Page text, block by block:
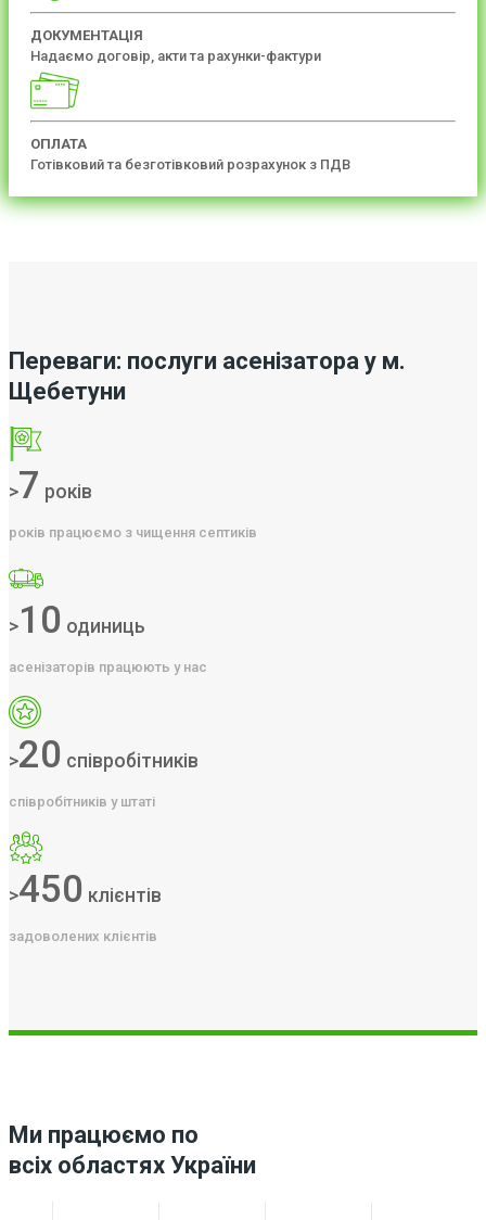
ДОКУМЕНТАЦІЯ
Надаємо договір, акти та рахунки-фактури
ОПЛАТА
Готівковий та безготівковий розрахунок з ПДВ
Переваги: послуги асенізатора у м.
Щебетуни
>7 років
років працюємо з чищення септиків
>10 одиниць
асенізаторів працюють у нас
>20 співробітників
співробітників у штаті
>450 клієнтів
задоволених клієнтів
Ми працюємо по
всіх областях України